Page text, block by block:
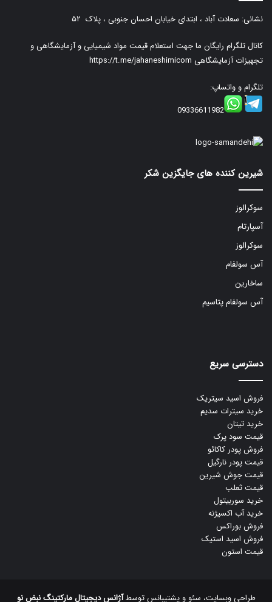
نشانی: سعادت آباد ، ابتدای خیابان احسان جنوبی ، پلاک ۵۲
کانال تلگرام رایگان ما جهت استعلام قیمت مواد شیمیایی و آزمایشگاهی و
تجهیزات آزمایشگاهی https://t.me/jahaneshimicom
تلگرام و واتساپ:
09336611982
شیرین کننده های جایگزین شکر
سوکرالوز
آسپارتام
سوکرالوز
آس سولفام
ساخارین
آس سولفام پتاسیم
دسترسی سریع
فروش اسید سیتریک
خرید سیترات سدیم
خرید تیتان
قیمت سود پرک
فروش پودر کاکائو
قیمت پودر نارگیل
قیمت جوش شیرین
قیمت ثعلب
خرید سوربیتول
خرید آب اکسیژنه
فروش بوراکس
فروش اسید استیک
قیمت استون
طراحی وبسایت، سئو و پشتیبانس توسطآژانس دیجیتال مارکتینگ نبض نو